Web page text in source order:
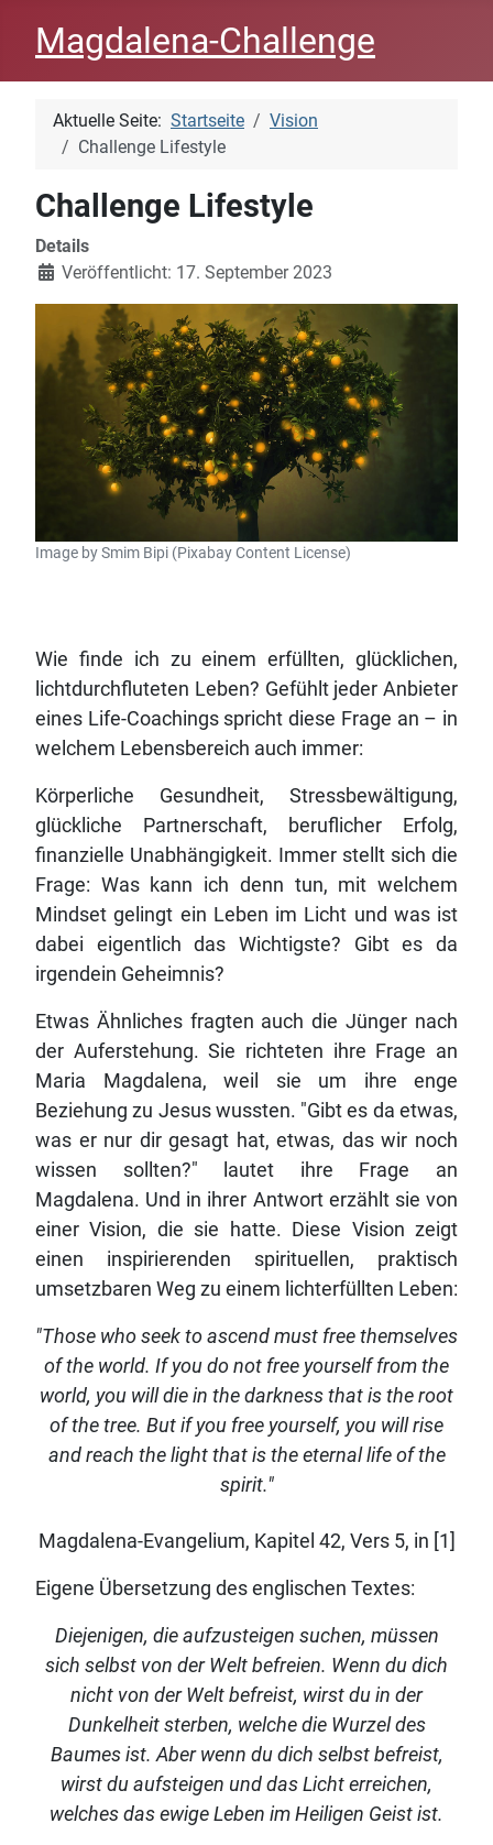
Magdalena-Challenge
Aktuelle Seite: Startseite
Vision
Challenge Lifestyle
Challenge Lifestyle
Details
Veröffentlicht: 17. September 2023
Image by Smim Bipi (Pixabay Content License)
Wie finde ich zu einem erfüllten, glücklichen,
lichtdurchfluteten Leben? Gefühlt jeder Anbieter
eines Life-Coachings spricht diese Frage an – in
welchem Lebensbereich auch immer:
Körperliche Gesundheit, Stressbewältigung,
glückliche Partnerschaft, beruflicher Erfolg,
finanzielle Unabhängigkeit. Immer stellt sich die
Frage: Was kann ich denn tun, mit welchem
Mindset gelingt ein Leben im Licht und was ist
dabei eigentlich das Wichtigste? Gibt es da
irgendein Geheimnis?
Etwas Ähnliches fragten auch die Jünger nach
der Auferstehung. Sie richteten ihre Frage an
Maria Magdalena, weil sie um ihre enge
Beziehung zu Jesus wussten. "Gibt es da etwas,
was er nur dir gesagt hat, etwas, das wir noch
wissen sollten?" lautet ihre Frage an
Magdalena. Und in ihrer Antwort erzählt sie von
einer Vision, die sie hatte. Diese Vision zeigt
einen inspirierenden spirituellen, praktisch
umsetzbaren Weg zu einem lichterfüllten Leben:
"Those who seek to ascend must free themselves
of the world. If you do not free yourself from the
world, you will die in the darkness that is the root
of the tree. But if you free yourself, you will rise
and reach the light that is the eternal life of the
spirit."
Magdalena-Evangelium, Kapitel 42, Vers 5, in [1]
Eigene Übersetzung des englischen Textes:
Diejenigen, die aufzusteigen suchen, müssen
sich selbst von der Welt befreien. Wenn du dich
nicht von der Welt befreist, wirst du in der
Dunkelheit sterben, welche die Wurzel des
Baumes ist. Aber wenn du dich selbst befreist,
wirst du aufsteigen und das Licht erreichen,
welches das ewige Leben im Heiligen Geist ist.